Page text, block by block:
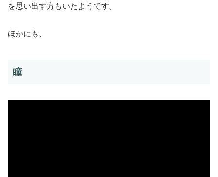
を思い出す方もいたようです。
ほかにも、
瞳